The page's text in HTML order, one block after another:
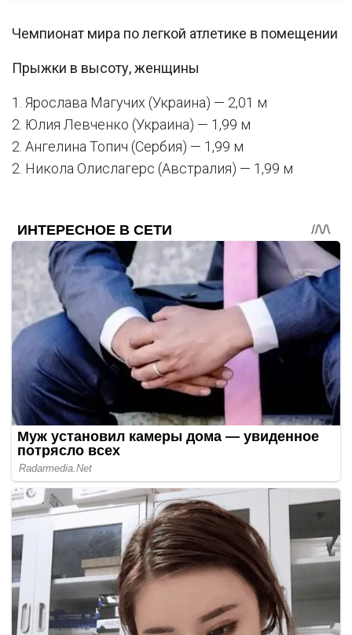
Чемпионат мира по легкой атлетике в помещении
Прыжки в высоту, женщины
1. Ярослава Магучих (Украина) — 2,01 м
2. Юлия Левченко (Украина) — 1,99 м
2. Ангелина Топич (Сербия) — 1,99 м
2. Никола Олислагерс (Австралия) — 1,99 м